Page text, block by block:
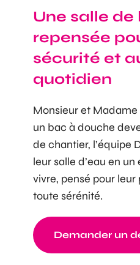
Une salle
repensée
sécurité et
quotidien
Monsieur et Madame
un bac à douche
de chantier, l’équipe
leur salle d’eau en
vivre, pensé pour
toute sérénité.
Demander un